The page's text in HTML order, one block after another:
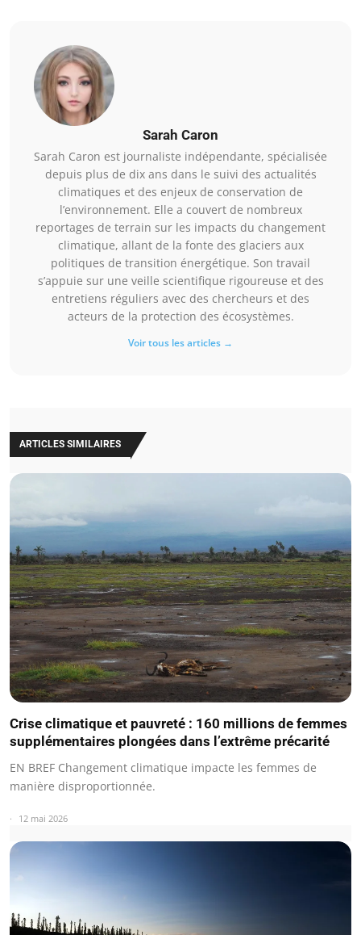
Sarah Caron
Sarah Caron est journaliste indépendante, spécialisée
depuis plus de dix ans dans le suivi des actualités
climatiques et des enjeux de conservation de
l’environnement. Elle a couvert de nombreux
reportages de terrain sur les impacts du changement
climatique, allant de la fonte des glaciers aux
politiques de transition énergétique. Son travail
s’appuie sur une veille scientifique rigoureuse et des
entretiens réguliers avec des chercheurs et des
acteurs de la protection des écosystèmes.
Voir tous les articles →
ARTICLES SIMILAIRES
Crise climatique et pauvreté : 160 millions de femmes
supplémentaires plongées dans l’extrême précarité
EN BREF Changement climatique impacte les femmes de
manière disproportionnée.
12 mai 2026